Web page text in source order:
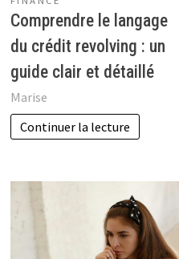
Comprendre le langage
du crédit revolving : un
guide clair et détaillé
Marise
Continuer la lecture